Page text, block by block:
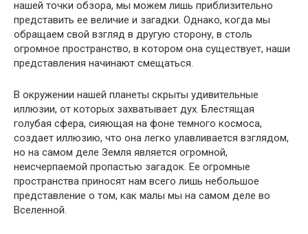
нашей точки обзора, мы можем лишь приблизительно
представить ее величие и загадки. Однако, когда мы
обращаем свой взгляд в другую сторону, в столь
огромное пространство, в котором она существует, наши
представления начинают смещаться.
В окружении нашей планеты скрыты удивительные
иллюзии, от которых захватывает дух. Блестящая
голубая сфера, сияющая на фоне темного космоса,
создает иллюзию, что она легко улавливается взглядом,
но на самом деле Земля является огромной,
неисчерпаемой пропастью загадок. Ее огромные
пространства приносят нам всего лишь небольшое
представление о том, как малы мы на самом деле во
Вселенной.